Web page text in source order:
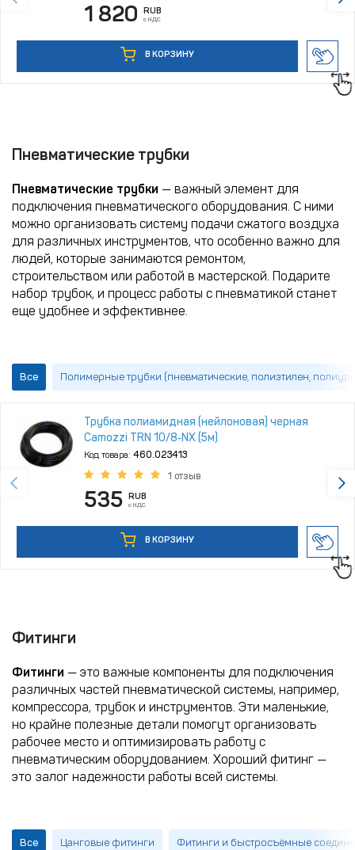
1 820 RUB
с НДС
В КОРЗИНУ
Пневматические трубки
Пневматические трубки — важный элемент для
подключения пневматического оборудования. С ними
можно организовать систему подачи сжатого воздуха
для различных инструментов, что особенно важно для
людей, которые занимаются ремонтом,
строительством или работой в мастерской. Подарите
набор трубок, и процесс работы с пневматикой станет
еще удобнее и эффективнее.
Все Полимерные трубки (пневматические, полиэтилен,
Трубка полиамидная (нейлоновая) черная
Camozzi TRN 10/8‑NX (5м)
Код товара: 460.023413
1 отзыв
535 RUB
с НДС
В КОРЗИНУ
Фитинги
Фитинги — это важные компоненты для подключения
различных частей пневматической системы, например,
компрессора, трубок и инструментов. Эти маленькие,
но крайне полезные детали помогут организовать
рабочее место и оптимизировать работу с
пневматическим оборудованием. Хороший фитинг —
это залог надежности работы всей системы.
Все Цанговые фитинги Фитинги и быстросъёмные